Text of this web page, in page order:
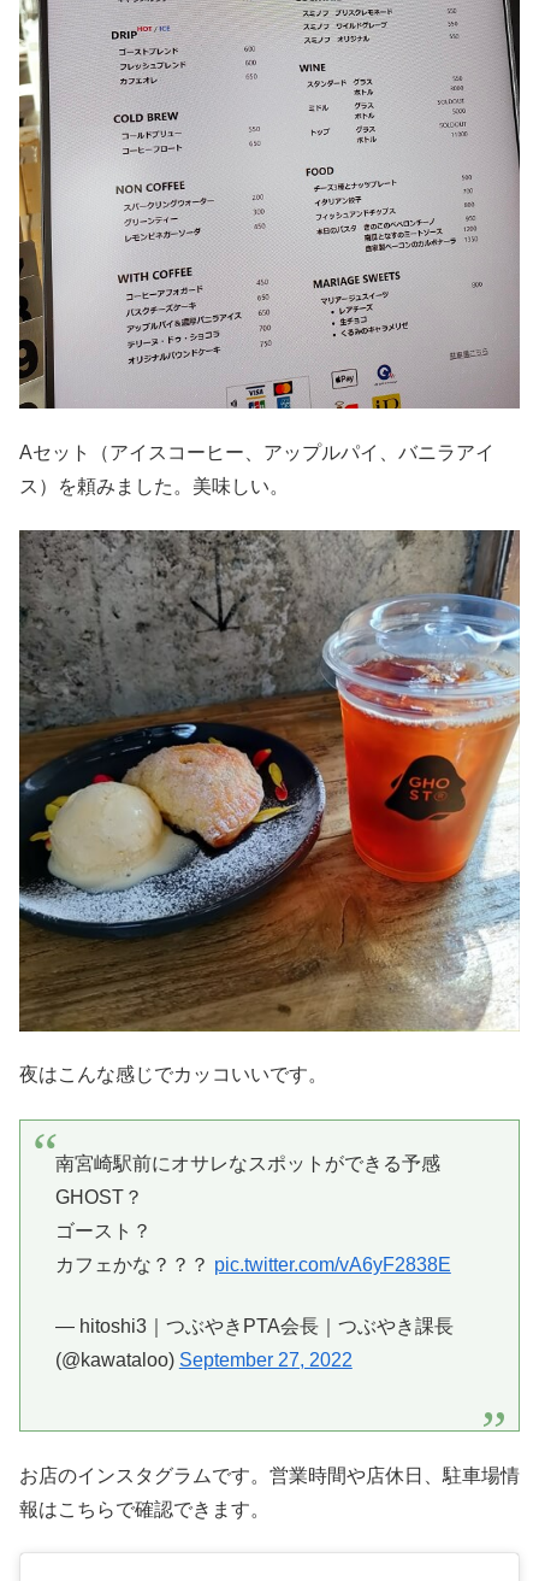
Aセット（アイスコーヒー、アップルパイ、バニラアイ
ス）を頼みました。美味しい。
夜はこんな感じでカッコいいです。
南宮崎駅前にオサレなスポットができる予感
GHOST？
ゴースト？
カフェかな？？？ pic.twitter.com/vA6yF2838E
— hitoshi3｜つぶやきPTA会長｜つぶやき課長
(@kawataloo) September 27, 2022
お店のインスタグラムです。営業時間や店休日、駐車場情
報はこちらで確認できます。